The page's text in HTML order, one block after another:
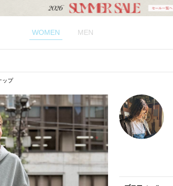
WOMEN MEN
ップ